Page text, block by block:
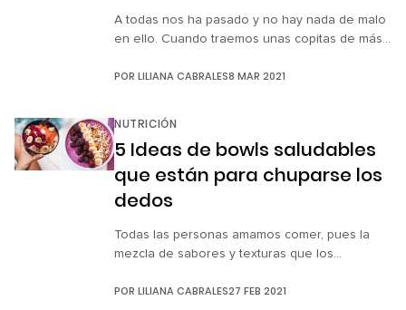
A todas nos ha pasado y no hay nada de malo
en ello. Cuando traemos unas copitas de más,
de lo normal, pero parece que no somos las
Journal of Social Psychology, los hombres
físicamente por otros […]
POR LILIANA CABRALES8 MAR 2021
NUTRICIÓN
5 Ideas de bowls saludables
que están para chuparse los
dedos
Todas las personas amamos comer, pues la
mezcla de sabores y texturas que los
para nuestro paladar. Sin embargo, no toda la
POR LILIANA CABRALES27 FEB 2021